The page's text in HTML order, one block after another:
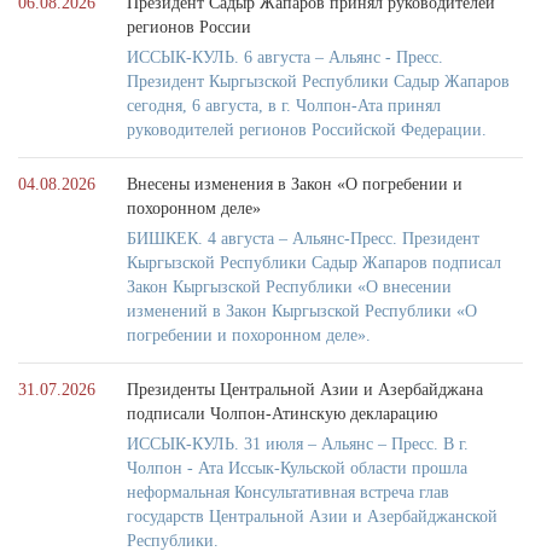
регионов России
ИССЫК-КУЛЬ. 6 августа – Альянс - Пресс.
Президент Кыргызской Республики Садыр Жапаров
сегодня, 6 августа, в г. Чолпон-Ата принял
руководителей регионов Российской Федерации.
04.08.2026
Внесены изменения в Закон «О погребении и
похоронном деле»
БИШКЕК. 4 августа – Альянс-Пресс. Президент
Кыргызской Республики Садыр Жапаров подписал
Закон Кыргызской Республики «О внесении
изменений в Закон Кыргызской Республики «О
погребении и похоронном деле».
31.07.2026
Президенты Центральной Азии и Азербайджана
подписали Чолпон-Атинскую декларацию
ИССЫК-КУЛЬ. 31 июля – Альянс – Пресс. В г.
Чолпон - Ата Иссык-Кульской области прошла
неформальная Консультативная встреча глав
государств Центральной Азии и Азербайджанской
Республики.